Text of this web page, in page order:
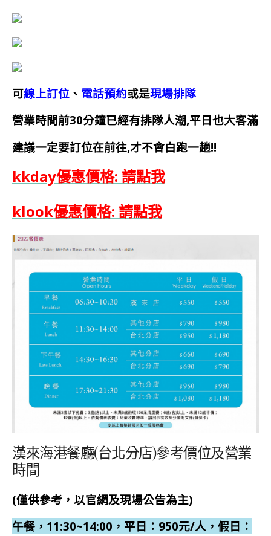
可線上訂位 、 電話預約或是現場排隊
營業時間前30分鐘已經有排隊人潮,平日也大客滿
建議一定要訂位在前往,才不會白跑一趟!!
kkday優惠價格: 請點我
klook優惠價格: 請點我
漢來海港餐廳(台北分店)參考價位及營業
時間
(僅供參考，以官網及現場公告為主)
午餐，11:30~14:00，平日：950元/人，假日：